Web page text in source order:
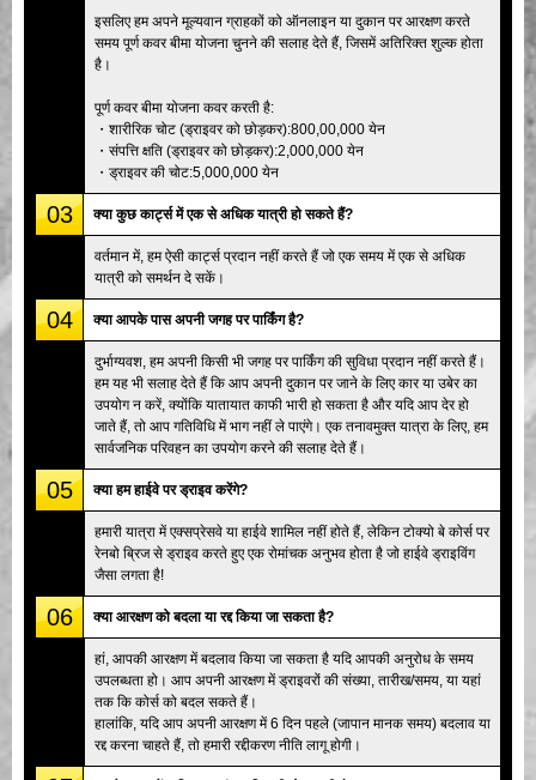
इसलिए हम अपने मूल्यवान ग्राहकों को ऑनलाइन या दुकान पर आरक्षण करते
समय पूर्ण कवर बीमा योजना चुनने की सलाह देते हैं, जिसमें अतिरिक्त शुल्क होता
है।
पूर्ण कवर बीमा योजना कवर करती है:
・शारीरिक चोट (ड्राइवर को छोड़कर):800,00,000 येन
・संपत्ति क्षति (ड्राइवर को छोड़कर):2,000,000 येन
・ड्राइवर की चोट:5,000,000 येन
03 क्या कुछ कार्ट्स में एक से अधिक यात्री हो सकते हैं?
वर्तमान में, हम ऐसी कार्ट्स प्रदान नहीं करते हैं जो एक समय में एक से अधिक
यात्री को समर्थन दे सकें।
04 क्या आपके पास अपनी जगह पर पार्किंग है?
दुर्भाग्यवश, हम अपनी किसी भी जगह पर पार्किंग की सुविधा प्रदान नहीं करते हैं।
हम यह भी सलाह देते हैं कि आप अपनी दुकान पर जाने के लिए कार या उबेर का
उपयोग न करें, क्योंकि यातायात काफी भारी हो सकता है और यदि आप देर हो
जाते हैं, तो आप गतिविधि में भाग नहीं ले पाएंगे। एक तनावमुक्त यात्रा के लिए, हम
सार्वजनिक परिवहन का उपयोग करने की सलाह देते हैं।
05 क्या हम हाईवे पर ड्राइव करेंगे?
हमारी यात्रा में एक्सप्रेसवे या हाईवे शामिल नहीं होते हैं, लेकिन टोक्यो बे कोर्स पर
रेनबो ब्रिज से ड्राइव करते हुए एक रोमांचक अनुभव होता है जो हाईवे ड्राइविंग
जैसा लगता है!
06 क्या आरक्षण को बदला या रद्द किया जा सकता है?
हां, आपकी आरक्षण में बदलाव किया जा सकता है यदि आपकी अनुरोध के समय
उपलब्धता हो। आप अपनी आरक्षण में ड्राइवरों की संख्या, तारीख/समय, या यहां
तक कि कोर्स को बदल सकते हैं।
हालांकि, यदि आप अपनी आरक्षण में 6 दिन पहले (जापान मानक समय) बदलाव या
रद्द करना चाहते हैं, तो हमारी रद्दीकरण नीति लागू होगी।